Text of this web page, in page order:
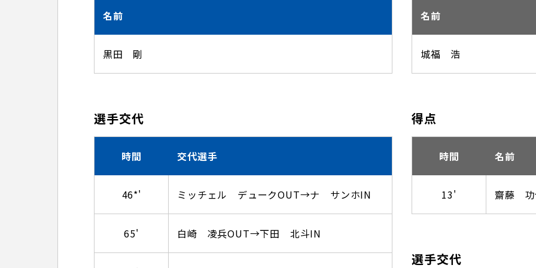
名前
黒田 剛
選手交代
時間 交代選手
46*' ミッチェル デュークOUT→ナ サンホIN
65' 白崎 凌兵OUT→下田 北斗IN
名前
城福 浩
得点
時間 名前
13' 齋藤 功
選手交代